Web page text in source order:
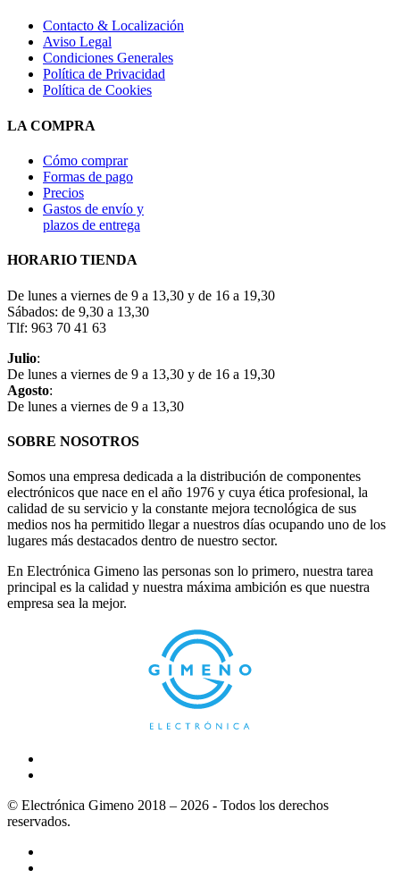
Contacto & Localización
Aviso Legal
Condiciones Generales
Política de Privacidad
Política de Cookies
LA COMPRA
Cómo comprar
Formas de pago
Precios
Gastos de envío y
plazos de entrega
HORARIO TIENDA
De lunes a viernes de 9 a 13,30 y de 16 a 19,30
Sábados: de 9,30 a 13,30
Tlf: 963 70 41 63
Julio:
De lunes a viernes de 9 a 13,30 y de 16 a 19,30
Agosto:
De lunes a viernes de 9 a 13,30
SOBRE NOSOTROS
Somos una empresa dedicada a la distribución de componentes
electrónicos que nace en el año 1976 y cuya ética profesional, la
calidad de su servicio y la constante mejora tecnológica de sus
medios nos ha permitido llegar a nuestros días ocupando uno de los
lugares más destacados dentro de nuestro sector.
En Electrónica Gimeno las personas son lo primero, nuestra tarea
principal es la calidad y nuestra máxima ambición es que nuestra
empresa sea la mejor.
© Electrónica Gimeno 2018 – 2026 - Todos los derechos
reservados.